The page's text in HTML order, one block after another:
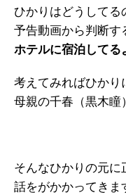
ひかりはどうしてる
予告動画から判断す
ホテルに宿泊してる
考えてみればひかり
母親の千春（黒木瞳
そんなひかりの元
話をがかかってきま